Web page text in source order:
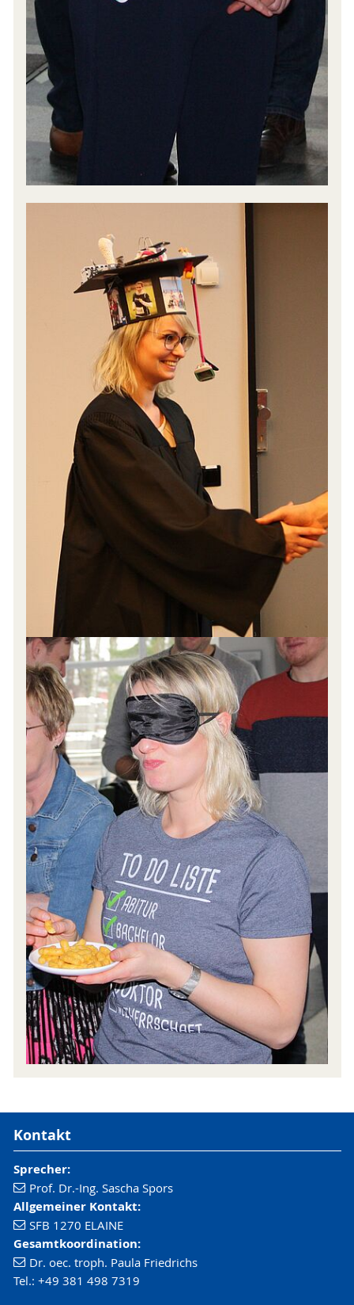
Kontakt
Sprecher:
Prof. Dr.-Ing. Sascha Spors
Allgemeiner Kontakt:
SFB 1270 ELAINE
Gesamtkoordination:
Dr. oec. troph. Paula Friedrichs
Tel.: +49 381 498 7319